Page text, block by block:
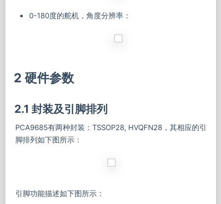
0-180度的舵机，角度分辨率：
2 硬件参数
2.1 封装及引脚排列
PCA9685有两种封装：TSSOP28, HVQFN28，其相应的引
脚排列如下图所示：
引脚功能描述如下图所示：